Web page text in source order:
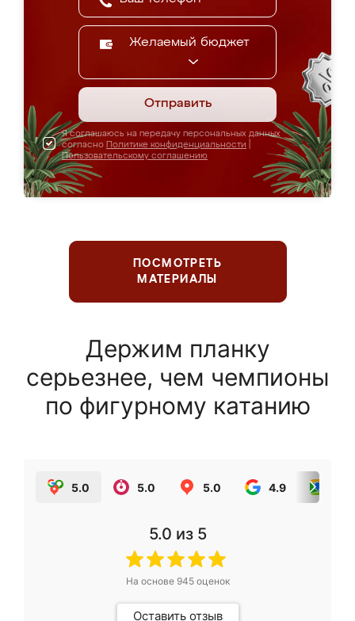
Желаемый бюджет
Отправить
Я соглашаюсь на передачу персональных данных
согласно Политике конфиденциальности
Пользовательскому соглашению
ПОСМОТРЕТЬ
МАТЕРИАЛЫ
Держим планку
серьезнее, чем чемпионы
по фигурному катанию
5.0 5.0 5.0 4.9
5.0 из 5
На основе 945оценок
Оставить отзыв